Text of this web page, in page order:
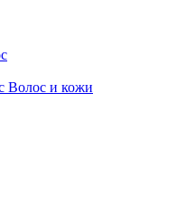
Волос и кожи